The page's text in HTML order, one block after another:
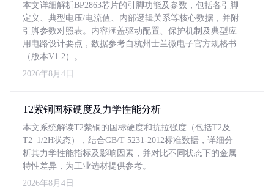
本文详细解析BP2863芯片的引脚功能及参数，包括各引脚
定义、典型电压/电流值、内部逻辑关系等核心数据，并附
引脚参数对照表。内容涵盖驱动配置、保护机制及典型应
用电路设计要点，数据参考自杭州士兰微电子官方规格书
（版本V1.2）。
2026年8月4日
T2紫铜国标硬度及力学性能分析
本文系统解读T2紫铜的国标硬度和抗拉强度（包括T2及
T2_1/2H状态），结合GB/T 5231-2012标准数据，详细分
析其力学性能指标及影响因素，并对比不同状态下的金属
特性差异，为工业选材提供参考。
2026年8月4日